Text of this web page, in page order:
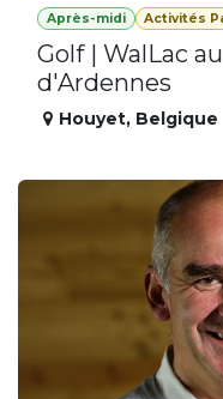
Après-midi Activités
Golf | WalLac
d'Ardennes
Houyet, Belgique